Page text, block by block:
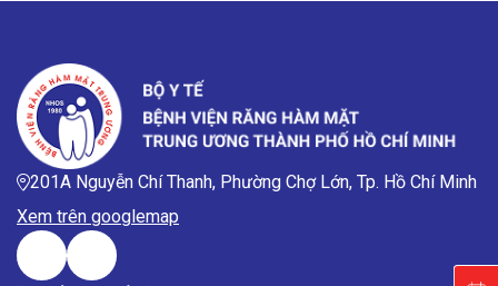
201A Nguyễn Chí Thanh, Phường Chợ Lớn, Tp. Hồ Chí Minh
Xem trên googlemap